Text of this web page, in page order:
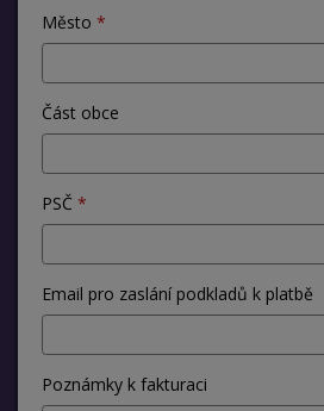
Město
Část obce
PSČ
Email pro zaslání podkladů k platbě
Poznámky k fakturaci